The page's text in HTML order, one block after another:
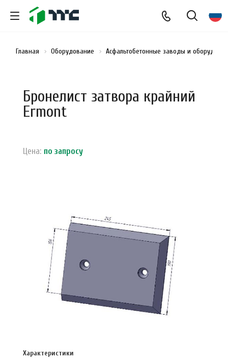
Главная Оборудование Асфальтобетонные заводы и
Бронелист затвора крайний
Ermont
Цена: по запросу
Характеристики